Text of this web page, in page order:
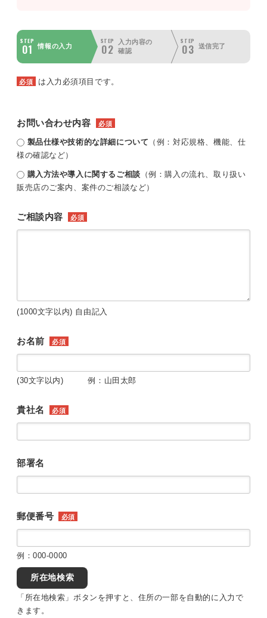
STEP
01 情報の入力
STEP
02
入力内容の
確認
STEP
03 送信完了
必須 は入力必須項目です。
お問い合わせ内容 必須
製品仕様や技術的な詳細について （例：対応規格、機能、仕
様の確認など）
購入方法や導入に関するご相談 （例：購入の流れ、取り扱い
販売店のご案内、案件のご相談など）
ご相談内容 必須
(1000文字以内) 自由記入
お名前 必須
(30文字以内) 例：山田太郎
貴社名 必須
部署名
郵便番号 必須
例：000-0000
所在地検索
「所在地検索」ボタンを押すと、住所の一部を自動的に入力で
きます。